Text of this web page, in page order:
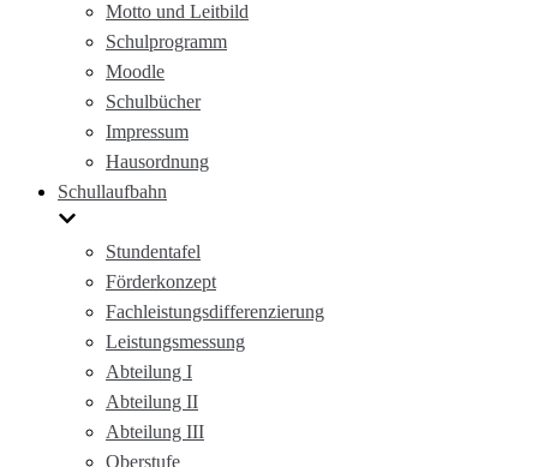
Motto und Leitbild
Schulprogramm
Moodle
Schulbücher
Impressum
Hausordnung
Schullaufbahn
Stundentafel
Förderkonzept
Fachleistungsdifferenzierung
Leistungsmessung
Abteilung I
Abteilung II
Abteilung III
Oberstufe